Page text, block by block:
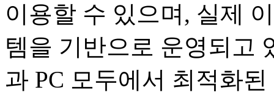
이용할 수 있으며, 실제
템을 기반으로 운영되고
과 PC 모두에서 최적화